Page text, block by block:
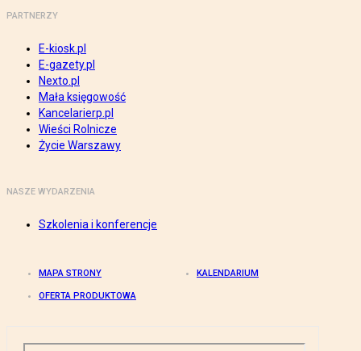
PARTNERZY
E-kiosk.pl
E-gazety.pl
Nexto.pl
Mała księgowość
Kancelarierp.pl
Wieści Rolnicze
Życie Warszawy
NASZE WYDARZENIA
Szkolenia i konferencje
MAPA STRONY KALENDARIUM
OFERTA PRODUKTOWA